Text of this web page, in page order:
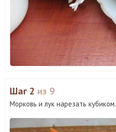
Шаг 2 из 9
Морковь и лук нарезать кубиком.